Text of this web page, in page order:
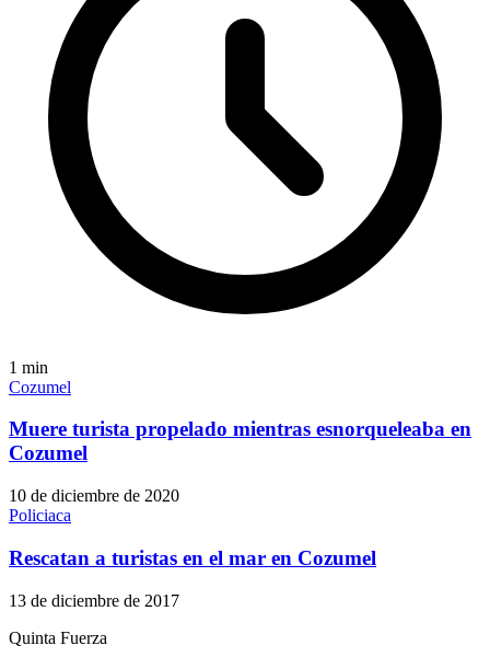
1 min
Cozumel
Muere turista propelado mientras esnorqueleaba en
Cozumel
10 de diciembre de 2020
Policiaca
Rescatan a turistas en el mar en Cozumel
13 de diciembre de 2017
Quinta Fuerza